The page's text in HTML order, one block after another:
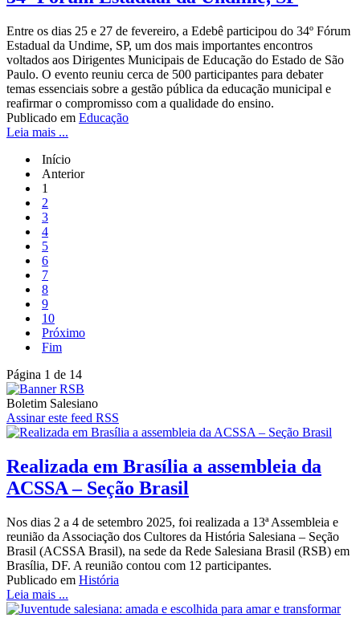
Entre os dias 25 e 27 de fevereiro, a Edebê participou do 34º Fórum
Estadual da Undime, SP, um dos mais importantes encontros
voltados aos Dirigentes Municipais de Educação do Estado de São
Paulo. O evento reuniu cerca de 500 participantes para debater
temas essenciais sobre a gestão pública da educação municipal e
reafirmar o compromisso com a qualidade do ensino.
Publicado em Educação
Leia mais ...
Início
Anterior
1
2
3
4
5
6
7
8
9
10
Próximo
Fim
Página 1 de 14
Boletim Salesiano
Assinar este feed RSS
Realizada em Brasília a assembleia da
ACSSA – Seção Brasil
Nos dias 2 a 4 de setembro 2025, foi realizada a 13ª Assembleia e
reunião da Associação dos Cultores da História Salesiana – Seção
Brasil (ACSSA Brasil), na sede da Rede Salesiana Brasil (RSB) em
Brasília, DF. A reunião contou com 12 participantes.
Publicado em História
Leia mais ...